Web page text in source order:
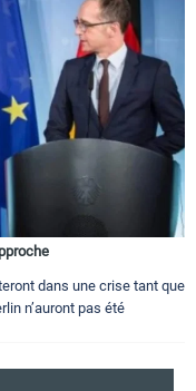
dans une crise tant que
n’auront pas été